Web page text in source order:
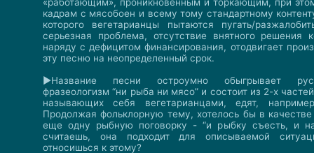
«работающим», проникновенным и торкающим, при
кадрам с мясобоен и всему тому стандартному
которого вегетарианцы пытаются пугать/
серьезная проблема, отсутствие внятного решения
наряду с дефицитом финансирования, отодвигает
эту песню на неопределенный срок.
►Название песни остроумно обыгрывает
фразеологизм “ни рыба ни мясо” и состоит из 2-х
называющих себя вегетарианцами, едят,
Продолжая фольклорную тему, хотелось бы в
еще одну рыбную поговорку - “и рыбку съесть, и
считаешь, она подходит для описываемой
относишься к этому?